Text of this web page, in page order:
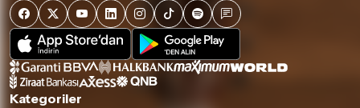
Kategoriler